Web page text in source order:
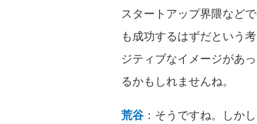
スタートアップ界隈など
も成功するはずだという
ジティブなイメージがあ
るかもしれませんね。
荒谷 ：そうですね。しか